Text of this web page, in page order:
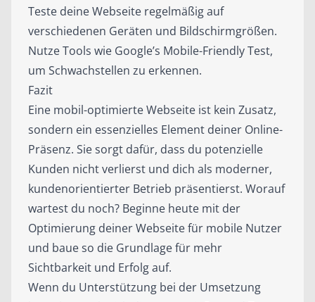
Teste deine Webseite regelmäßig auf
verschiedenen Geräten und Bildschirmgrößen.
Nutze Tools wie Google’s Mobile-Friendly Test,
um Schwachstellen zu erkennen.
Fazit
Eine mobil-optimierte Webseite ist kein Zusatz,
sondern ein essenzielles Element deiner Online-
Präsenz. Sie sorgt dafür, dass du potenzielle
Kunden nicht verlierst und dich als moderner,
kundenorientierter Betrieb präsentierst. Worauf
wartest du noch? Beginne heute mit der
Optimierung deiner Webseite für mobile Nutzer
und baue so die Grundlage für mehr
Sichtbarkeit und Erfolg auf.
Wenn du Unterstützung bei der Umsetzung